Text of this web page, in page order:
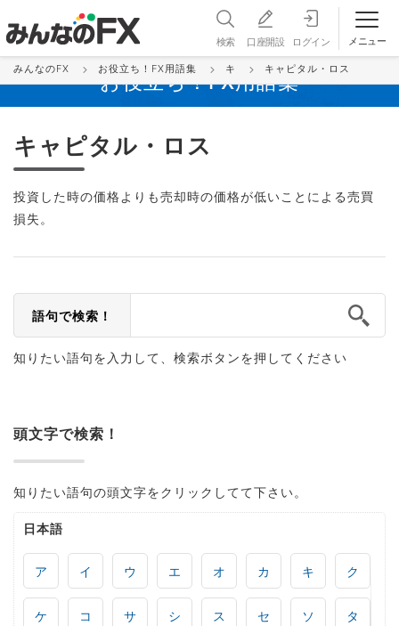
検索 口座開設 ログイン メニュー
お役立ち！FX用語集
みんなのFX お役立ち！FX用語集 キ キャピタル・ロス
キャピタル・ロス
投資した時の価格よりも売却時の価格が低いことによる売買
損失。
語句で検索！
知りたい語句を入力して、検索ボタンを押してください
頭文字で検索！
知りたい語句の頭文字をクリックしてて下さい。
日本語
ア イ ウ エ オ カ キ ク
ケ コ サ シ ス セ ソ タ